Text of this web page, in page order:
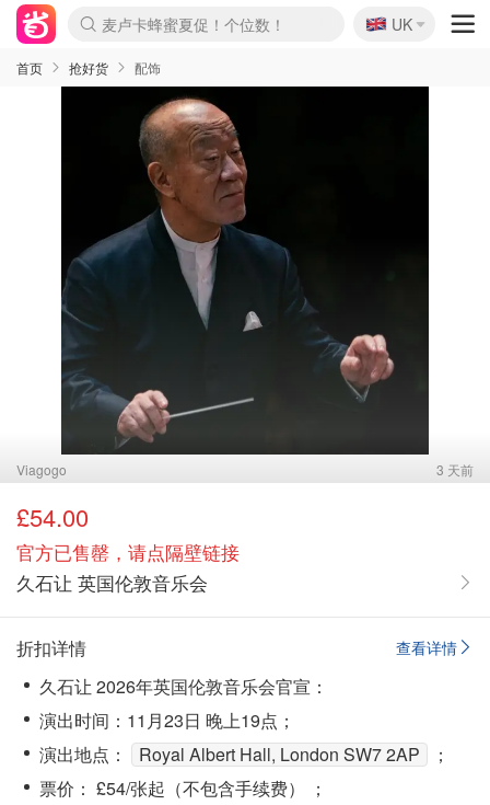
麦卢卡蜂蜜夏促！个位数！
Prada/Miu 4.8折！
啥？必胜客披萨5折！
🇬🇧
UK
首页 抢好货 配饰
Viagogo 3 天前
£54.00
官方已售罄，请点隔壁链接
久石让 英国伦敦音乐会
查看详情
折扣详情
久石让 2026年英国伦敦音乐会官宣：
演出时间：11月23日 晚上19点；
演出地点：
Royal Albert Hall, London SW7 2AP
；
票价： £54/张起（不包含手续费） ；